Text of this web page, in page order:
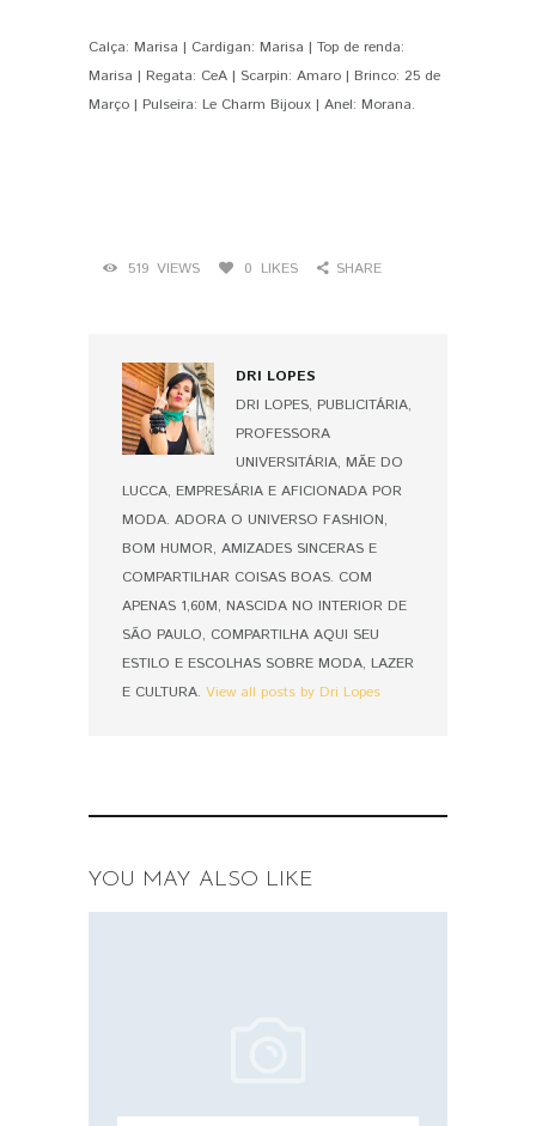
Calça: Marisa | Cardigan: Marisa | Top de renda:
Marisa | Regata: CeA | Scarpin: Amaro | Brinco: 25 de
Março | Pulseira: Le Charm Bijoux | Anel: Morana.
519 VIEWS 0 LIKES SHARE
DRI LOPES
DRI LOPES, PUBLICITÁRIA,
PROFESSORA
UNIVERSITÁRIA, MÃE DO
LUCCA, EMPRESÁRIA E AFICIONADA POR
MODA. ADORA O UNIVERSO FASHION,
BOM HUMOR, AMIZADES SINCERAS E
COMPARTILHAR COISAS BOAS. COM
APENAS 1,60M, NASCIDA NO INTERIOR DE
SÃO PAULO, COMPARTILHA AQUI SEU
ESTILO E ESCOLHAS SOBRE MODA, LAZER
E CULTURA. View all posts by Dri Lopes
YOU MAY ALSO LIKE